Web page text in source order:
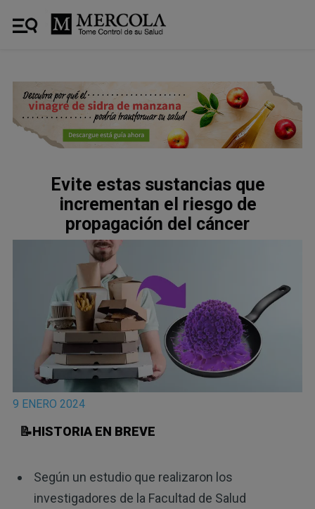
Evite estas sustancias que
incrementan el riesgo de
propagación del cáncer
9 ENERO 2024
📝HISTORIA EN BREVE
Según un estudio que realizaron los
investigadores de la Facultad de Salud